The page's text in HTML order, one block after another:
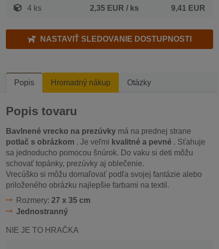
4 ks 2,35 EUR / ks 9,41 EUR
NASTAVIŤ SLEDOVANIE DOSTUPNOSTI
Popis Hromadný nákup Otázky
Popis tovaru
Bavlnené vrecko na prezúvky má na prednej strane
potlač s obrázkom . Je veľmi kvalitné a pevné . Sťahuje
sa jednoducho pomocou šnúrok. Do vaku si deti môžu
schovať topánky, prezúvky aj oblečenie.
Vrecúško si môžu domaľovať podľa svojej fantázie alebo
priloženého obrázku najlepšie farbami na textil.
Rozmery: 27 x 35 cm
Jednostranný
NIE JE TO HRAČKA